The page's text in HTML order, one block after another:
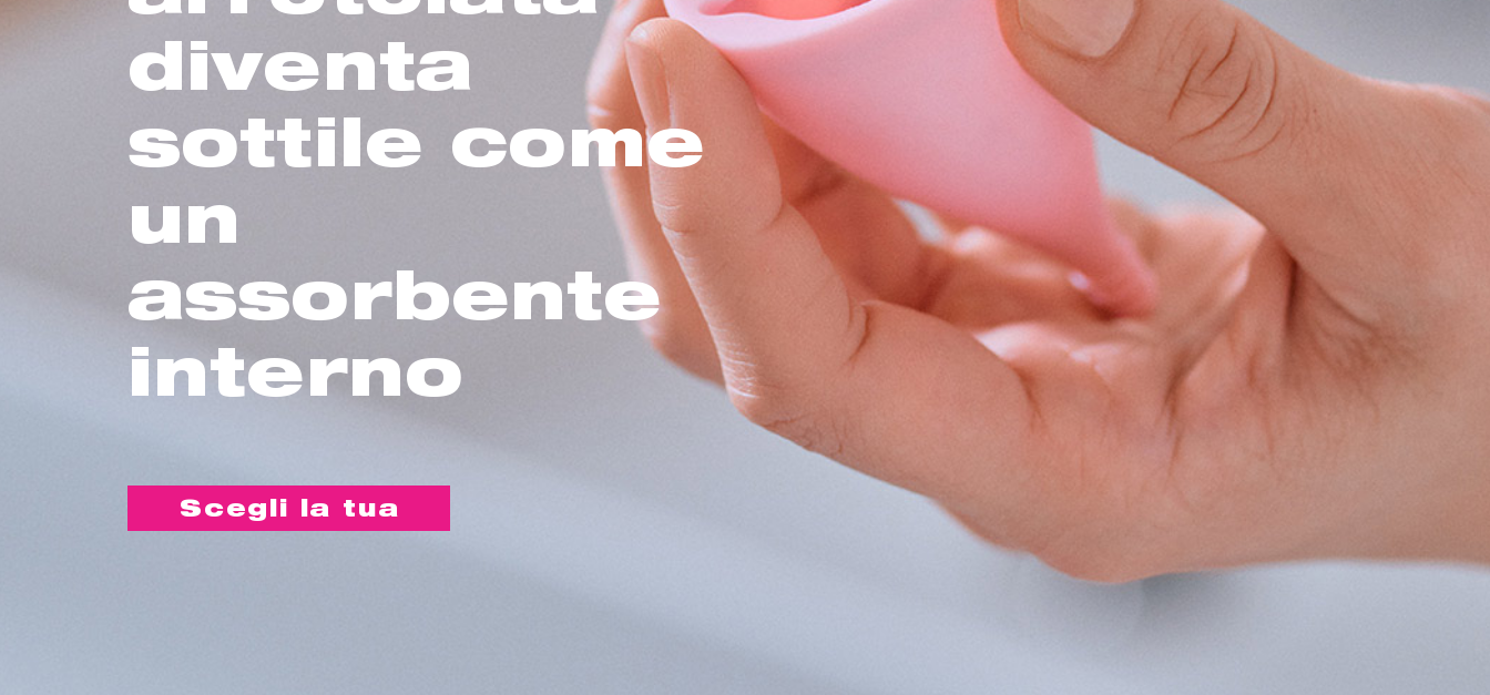
diventa
sottile come
un
assorbente
interno
Scegli la tua